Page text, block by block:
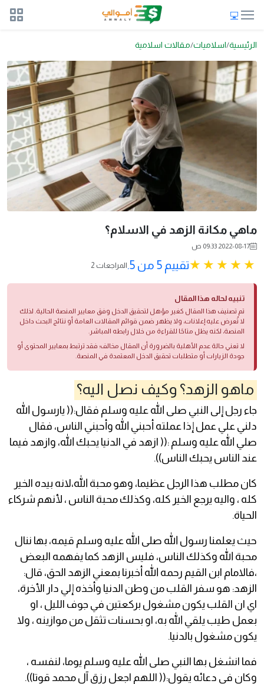
الرئيسية اسلاميات مقالات اسلامية
ماهي مكانة الزهد في الاسلام؟
2022-08-17 09:33 ص
تقييم 5 من 5. 2 المراجعات
تنبيه لحاله هذا المقال
تم تصنيف هذا المقال كغير مؤهل لتحقيق الدخل وفق معايير المنصة الحالية. لذلك
لا تُعرض عليه إعلانات، ولا يظهر ضمن قوائم المقالات العامة أو نتائج البحث داخل
المنصة، لكنه يظل متاحًا للقراءة من خلال رابطه المباشر.
لا تعني حالة عدم الأهلية بالضرورة أن المقال مخالف؛ فقد ترتبط بمعايير المحتوى أو
جودة الزيارات أو متطلبات تحقيق الدخل المعتمدة في المنصة.
ماهو الزهد؟ وكيف نصل اليه؟
جاء رجل إلى النبي صلى الله عليه وسلم فقال:(( يارسول الله
دلني علي عمل إذا عملته أحبني الله وأحبني الناس، فقال
صلي الله عليه وسلم :(( ازهد في الدنيا يحبك الله، وازهد فيما
عند الناس يحبك الناس)).
كان مطلب هذا الرجل عظيما، وهو محبة الله،لانه بيده الخير
كله ، واليه يرجع الخير كله، وكذلك محبة الناس ، لأنهم شركاء
الحياة.
حيث يعلمنا رسول الله صلى الله عليه وسلم قيمه، بها ننال
محبة الله وكذلك الناس، فليس الزهد كما يفهمه البعض
،فالامام ابن القيم رحمه الله أخبرنا بمعني الزهد الحق، قال:
الزهد: هو سفر القلب من وطن الدنيا وأخذه إلي دار الأخرة،
اي ان القلب يكون مشغول بركعتين في جوف الليل ، او
بعمل طيب يلقي الله به، او بحسنات تثقل من موازينه ، ولا
يكون مشغول بالدنيا.
فما انشغل بها النبي صلى الله عليه وسلم يوما، لنفسه ،
وكان في دعائه يقول:(( اللهم اجعل رزق آل محمد قوتا)).